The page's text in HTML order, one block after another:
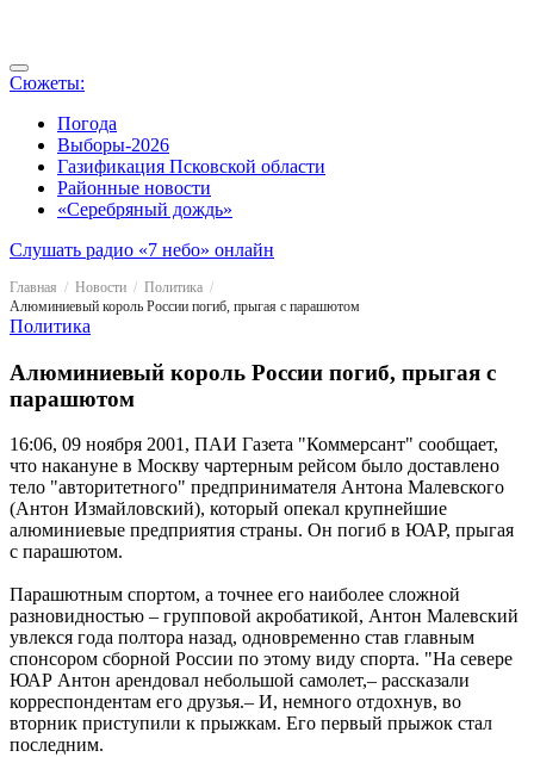
Сюжеты:
Погода
Выборы-2026
Газификация Псковской области
Районные новости
«Серебряный дождь»
Слушать радио «7 небо» онлайн
Главная Новости
Политика
Алюминиевый король России погиб, прыгая с парашютом
Политика
Алюминиевый король России погиб, прыгая с
парашютом
16:06, 09 ноября 2001, ПАИ Газета "Коммерсант" сообщает,
что накануне в Москву чартерным рейсом было доставлено
тело "авторитетного" предпринимателя Антона Малевского
(Антон Измайловский), который опекал крупнейшие
алюминиевые предприятия страны. Он погиб в ЮАР, прыгая
с парашютом.
Парашютным спортом, а точнее его наиболее сложной
разновидностью – групповой акробатикой, Антон Малевский
увлекся года полтора назад, одновременно став главным
спонсором сборной России по этому виду спорта. "На севере
ЮАР Антон арендовал небольшой самолет,– рассказали
корреспондентам его друзья.– И, немного отдохнув, во
вторник приступили к прыжкам. Его первый прыжок стал
последним.